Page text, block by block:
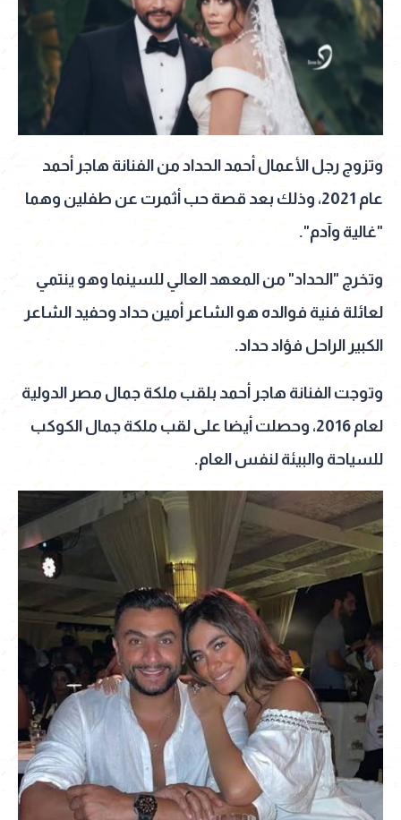
وتزوج رجل الأعمال أحمد الحداد من الفنانة هاجر أحمد
عام 2021، وذلك بعد قصة حب أثمرت عن طفلين وهما
"غالية وآدم".
وتخرج "الحداد" من المعهد العالي للسينما وهو ينتمي
لعائلة فنية فوالده هو الشاعر أمين حداد وحفيد الشاعر
الكبير الراحل فؤاد حداد.
وتوجت الفنانة هاجر أحمد بلقب ملكة جمال مصر الدولية
لعام 2016، وحصلت أيضا على لقب ملكة جمال الكوكب
للسياحة والبيئة لنفس العام.